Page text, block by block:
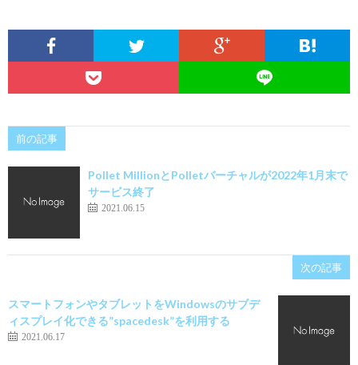
前の記事
Pollet MillionとPolletバーチャルが2022年1月末で
サービス終了
2021.06.15
次の記事
スマートフォンやタブレットをWindowsのサブデ
ィスプレイ化できる”spacedesk”を利用する
2021.06.17